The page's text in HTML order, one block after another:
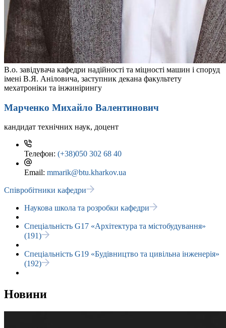
В.о. завідувача кафедри надійності та міцності машин і споруд
імені В.Я. Аніловича, заступник декана факультету
мехатроніки та інжинірингу
Марченко Михайло Валентинович
кандидат технічних наук, доцент
Телефон: (+38)050 302 68 40
Email: mmarik@btu.kharkov.ua
Співробітники кафедри
Наукова школа та розробки кафедри
Спеціальність G17 «Архітектура та містобудування»
(191)
Спеціальність G19 «Будівництво та цивільна інженерія»
(192)
Новини